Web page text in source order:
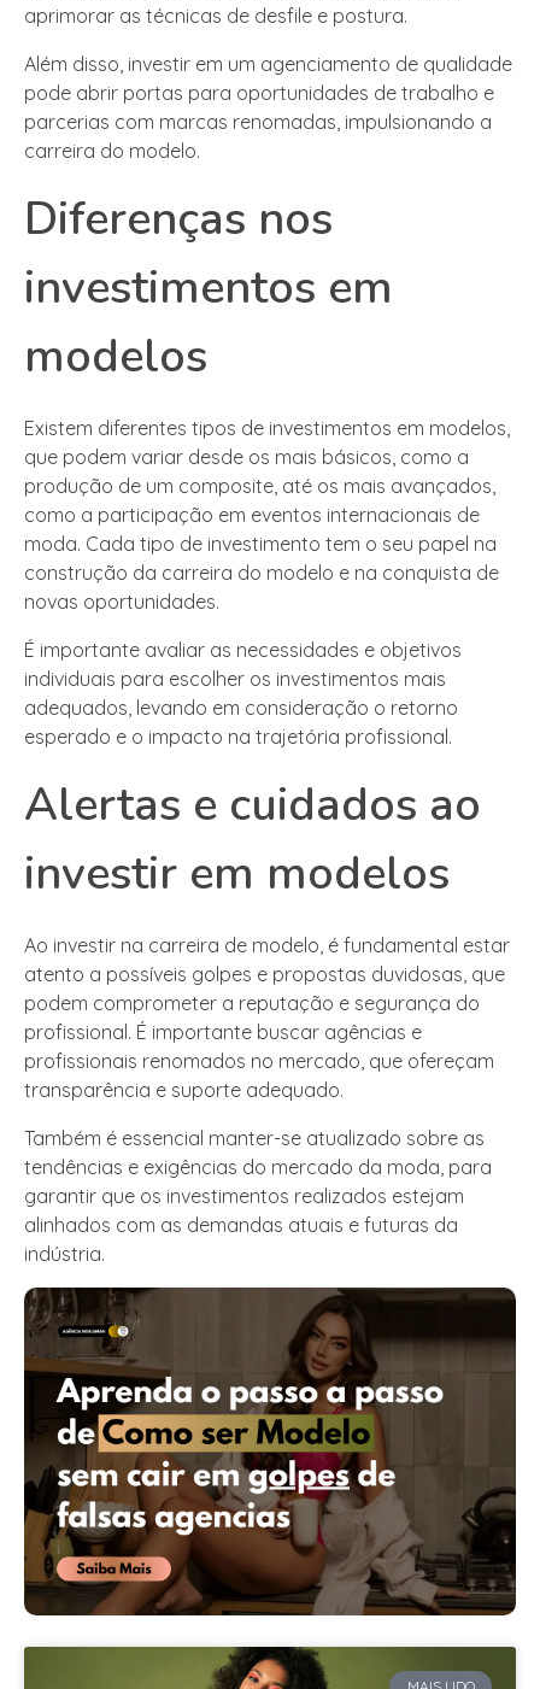
aprimorar as técnicas de desfile e postura.
Além disso, investir em um agenciamento de qualidade
pode abrir portas para oportunidades de trabalho e
parcerias com marcas renomadas, impulsionando a
carreira do modelo.
Diferenças nos
investimentos em
modelos
Existem diferentes tipos de investimentos em modelos,
que podem variar desde os mais básicos, como a
produção de um composite, até os mais avançados,
como a participação em eventos internacionais de
moda. Cada tipo de investimento tem o seu papel na
construção da carreira do modelo e na conquista de
novas oportunidades.
É importante avaliar as necessidades e objetivos
individuais para escolher os investimentos mais
adequados, levando em consideração o retorno
esperado e o impacto na trajetória profissional.
Alertas e cuidados ao
investir em modelos
Ao investir na carreira de modelo, é fundamental estar
atento a possíveis golpes e propostas duvidosas, que
podem comprometer a reputação e segurança do
profissional. É importante buscar agências e
profissionais renomados no mercado, que ofereçam
transparência e suporte adequado.
Também é essencial manter-se atualizado sobre as
tendências e exigências do mercado da moda, para
garantir que os investimentos realizados estejam
alinhados com as demandas atuais e futuras da
indústria.